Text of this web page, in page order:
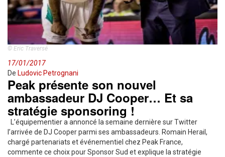
© Eric Traversé
17/01/2017
De Ludovic Petrognani
Peak présente son nouvel
ambassadeur DJ Cooper… Et sa
stratégie sponsoring !
L’équipementier a annoncé la semaine dernière sur Twitter
l’arrivée de DJ Cooper parmi ses ambassadeurs. Romain Herail,
chargé partenariats et événementiel chez Peak France,
commente ce choix pour Sponsor Sud et explique la stratégie